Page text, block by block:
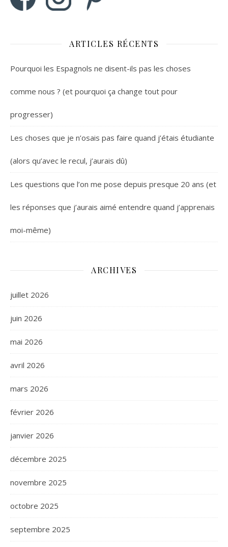
ARTICLES RÉCENTS
Pourquoi les Espagnols ne disent-ils pas les choses
comme nous ? (et pourquoi ça change tout pour
progresser)
Les choses que je n’osais pas faire quand j’étais étudiante
(alors qu’avec le recul, j’aurais dû)
Les questions que l’on me pose depuis presque 20 ans (et
les réponses que j’aurais aimé entendre quand j’apprenais
moi-même)
ARCHIVES
juillet 2026
juin 2026
mai 2026
avril 2026
mars 2026
février 2026
janvier 2026
décembre 2025
novembre 2025
octobre 2025
septembre 2025